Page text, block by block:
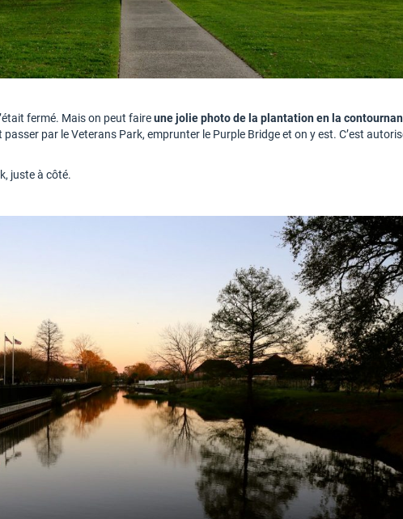
fermé. Mais on peut faireune jolie photo de la plantation en la
par le Veterans Park, emprunter le Purple Bridge et on y est. C’est
juste à côté.